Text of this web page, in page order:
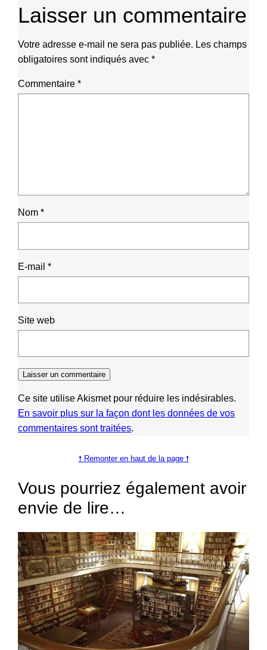
Laisser un commentaire
Votre adresse e-mail ne sera pas publiée. Les champs
obligatoires sont indiqués avec*
Commentaire*
Nom*
E-mail*
Site web
Ce site utilise Akismet pour réduire les indésirables.
En savoir plus sur la façon dont les données de vos
commentaires sont traitées.
🠕 Remonter en haut de la page 🠕
Vous pourriez également avoir
envie de lire…